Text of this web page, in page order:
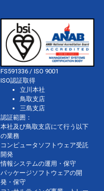
FS591336 / ISO 9001
ISO認証取得
立川本社
鳥取支店
三島支店
認証範囲：
本社及び鳥取支店にて行う以下
の業務
コンピュータソフトウェア受託
開発
情報システムの運用・保守
パッケージソフトウェアの開
発・保守